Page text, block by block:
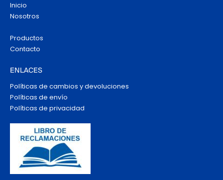
Inicio
Nosotros
Productos
Contacto
ENLACES
Políticas de cambios y devoluciones
Políticas de envío
Políticas de privacidad